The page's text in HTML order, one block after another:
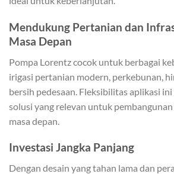
Mendukung Pertanian dan
Masa Depan
Pompa Lorentz cocok untuk berbagai
irigasi pertanian modern, perkebunan,
bersih pedesaan. Fleksibilitas aplikasi
solusi yang relevan untuk
masa depan.
Investasi Jangka Panjang
Dengan desain yang tahan lama dan